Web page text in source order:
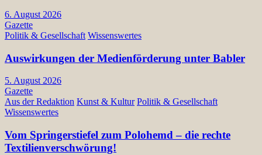
6. August 2026
Gazette
Politik & Gesellschaft Wissenswertes
Auswirkungen der Medienförderung unter Babler
5. August 2026
Gazette
Aus der Redaktion Kunst & Kultur Politik & Gesellschaft
Wissenswertes
Vom Springerstiefel zum Polohemd – die rechte
Textilienverschwörung!